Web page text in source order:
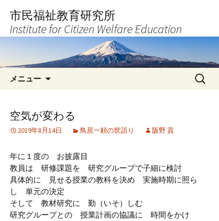
へ
キ
市民福祉教育研究所
Institute for Citizen Welfare Education
メニュー
検
索:
空気が変わる
2019年8月14日 鳥居一頼の世語り 阪野 貢
年に１度の お披露目
教員は 研修課題を 研究グループで子細に検討
具体的に 見せる授業の教科を決め 実施時期に照ら
し 単元の決定
そして 教材研究に 勤（いそ）しむ
研究グループとの 授業計画の協議に 時間をかけ